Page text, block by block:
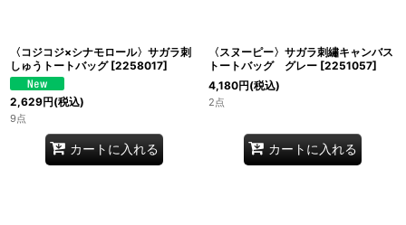
〈コジコジ×シナモロール〉サガラ刺
しゅうトートバッグ [2258017]
2,629円(税込)
9点
カートに入れる
〈スヌーピー〉サガラ刺繡キャンバス
トートバッグ グレー [2251057]
4,180円(税込)
2点
カートに入れる